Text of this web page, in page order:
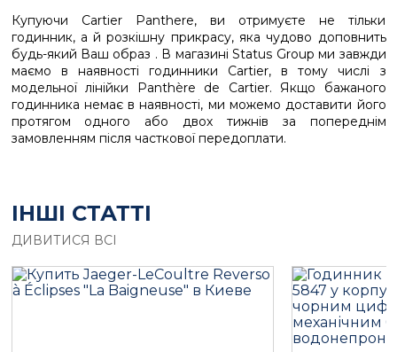
Купуючи Cartier Panthere, ви отримуєте не тільки
годинник, а й розкішну прикрасу, яка чудово доповнить
будь-який Ваш образ . В магазині Status Group ми завжди
маємо в наявності годинники Cartier, в тому числі з
модельної лінійки Panthère de Cartier. Якщо бажаного
годинника немає в наявності, ми можемо доставити його
протягом одного або двох тижнів за попереднім
замовленням після часткової передоплати.
ІНШІ СТАТТІ
ДИВИТИСЯ ВСІ